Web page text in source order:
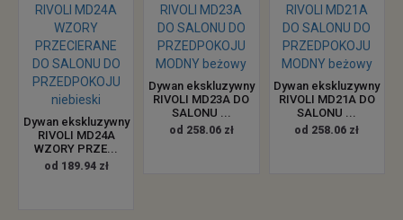
Dywan ekskluzywny
RIVOLI MD24A
WZORY PRZE...
od 189.94 zł
Dywan ekskluzywny
RIVOLI MD23A DO
SALONU ...
od 258.06 zł
Dywan ekskluzywny
RIVOLI MD21A DO
SALONU ...
od 258.06 zł